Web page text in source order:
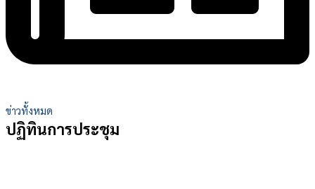
ข่าวทั้งหมด
ปฏิทินการประชุม